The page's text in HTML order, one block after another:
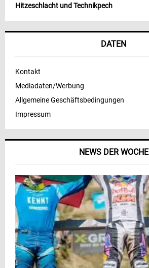
NEWS DER WOCHE
Hitzeschlacht und Technikpech
DATEN
Kontakt
Mediadaten/Werbung
Allgemeine Geschäftsbedingungen
Impressum